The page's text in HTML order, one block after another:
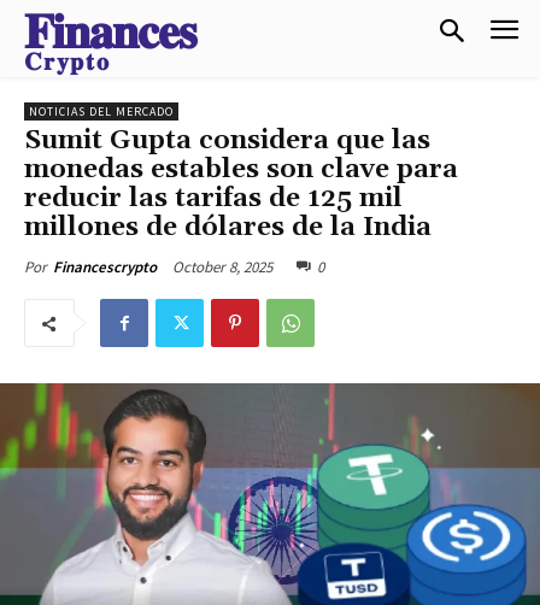
𝐅𝐢𝐧𝐚𝐧𝐜𝐞𝐬
𝐂𝐫𝐲𝐩𝐭𝐨
NOTICIAS DEL MERCADO
Sumit Gupta considera que las
monedas estables son clave para
reducir las tarifas de 125 mil
millones de dólares de la India
Por Financescrypto October 8, 2025 0